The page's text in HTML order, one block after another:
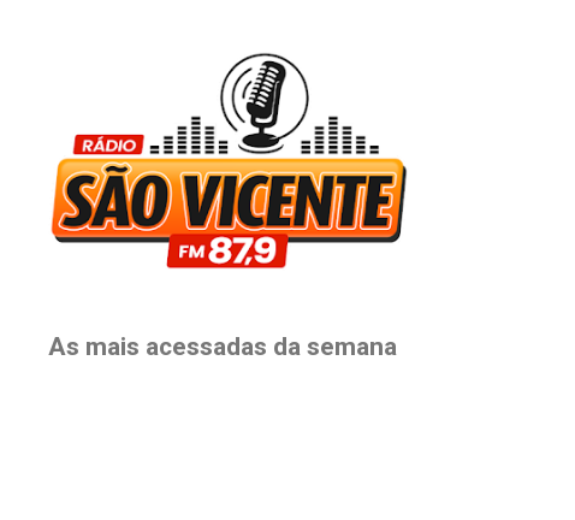
As mais acessadas da semana